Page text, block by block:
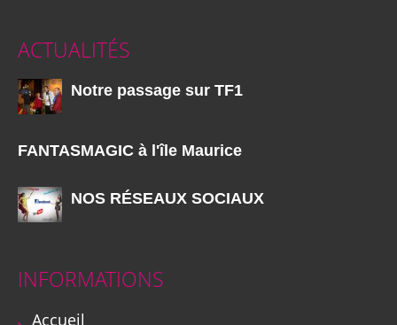
ACTUALITÉS
Notre passage sur TF1
FANTASMAGIC à l'île Maurice
NOS RÉSEAUX SOCIAUX
INFORMATIONS
Accueil